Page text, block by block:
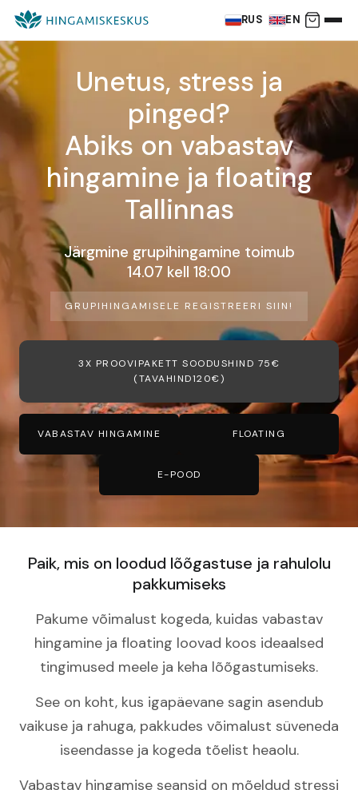
RUS EN
Unetus, stress ja
pinged?
Abiks on vabastav
hingamine ja floating
Tallinnas
Järgmine grupihingamine toimub
14.07 kell 18:00
GRUPIHINGAMISELE REGISTREERI SIIN!
3X PROOVIPAKETT SOODUSHIND 75€
(TAVAHIND120€)
VABASTAV HINGAMINE FLOATING
E-POOD
Paik, mis on loodud lõõgastuse ja rahulolu
pakkumiseks
Pakume võimalust kogeda, kuidas vabastav
hingamine ja floating loovad koos ideaalsed
tingimused meele ja keha lõõgastumiseks.
See on koht, kus igapäevane sagin asendub
vaikuse ja rahuga, pakkudes võimalust süveneda
iseendasse ja kogeda tõelist heaolu.
Vabastav hingamise seansid on mõeldud stressi